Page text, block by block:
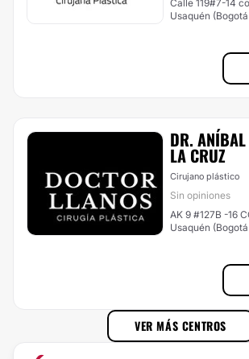
Calle 119#7-14
Usaquén
DR.
LA CRUZ
Cirujano plástico
Sin opiniones
AK 9 #127B -16
Usaquén
VER MÁS CENTROS